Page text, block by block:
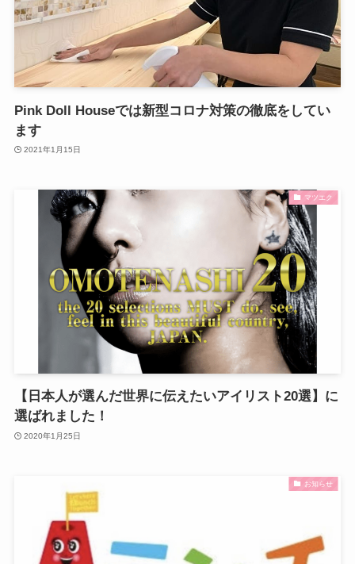
Pink Doll Houseでは新型コロナ対策の徹底をしてい
ます
2021年1月15日
マツエク
【日本人が選んだ世界に伝えたいアイリスト20選】に
選ばれました！
2020年1月25日
お知らせ